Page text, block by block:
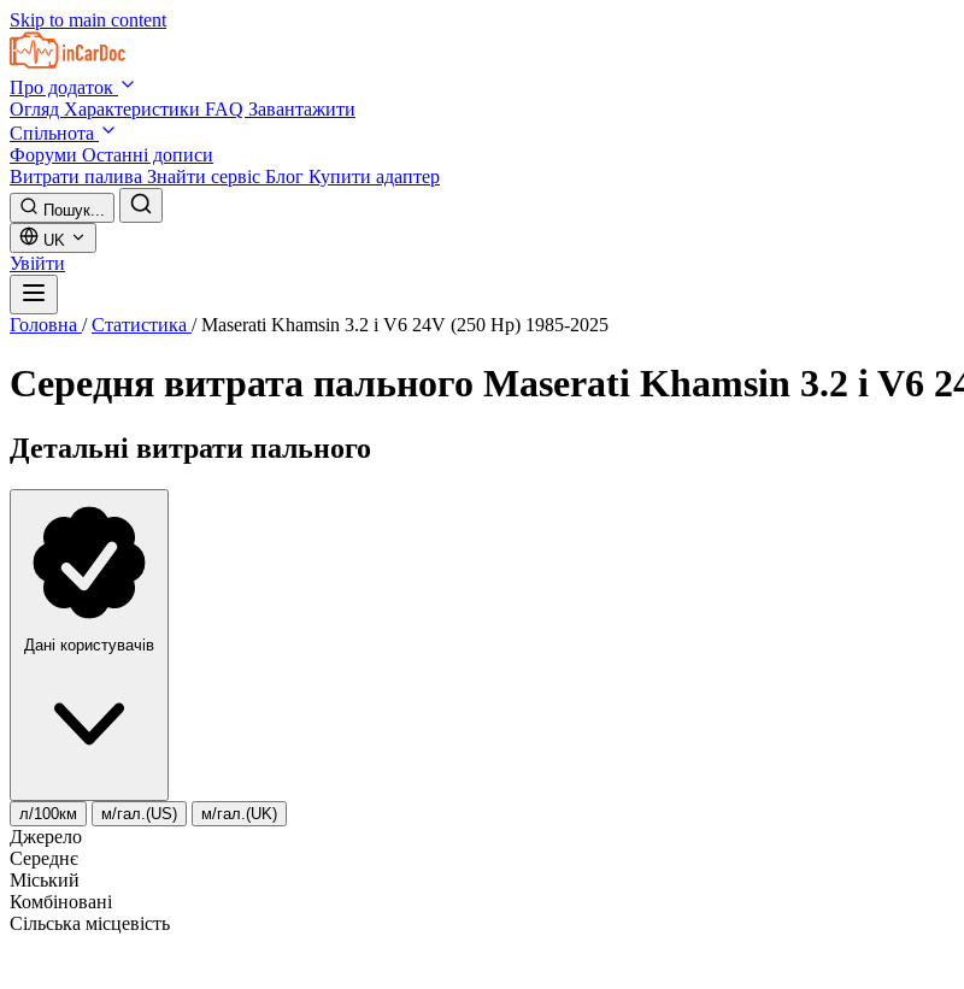
Skip to main content
Про додаток
Огляд Характеристики FAQ Завантажити
Спільнота
Форуми Останні дописи
Витрати палива Знайти сервіс Блог Купити адаптер
Пошук...
UK
Увійти
Головна / Статистика / Maserati Khamsin 3.2 i V6 24V (250 Hp) 1985-2025
Середня витрата пального Maserati Khamsin 3.2 i V6
Детальні витрати пального
Дані користувачів
л/100км м/гал.(US) м/гал.(UK)
Джерело
Середнє
Міський
Комбіновані
Сільська місцевість